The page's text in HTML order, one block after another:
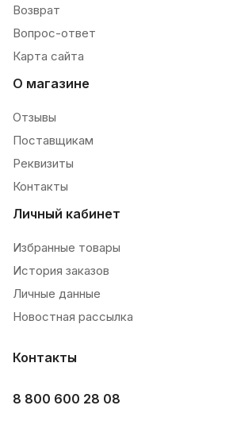
Возврат
Вопрос-ответ
Карта сайта
О магазине
Отзывы
Поставщикам
Реквизиты
Контакты
Личный кабинет
Избранные товары
История заказов
Личные данные
Новостная рассылка
Контакты
8 800 600 28 08